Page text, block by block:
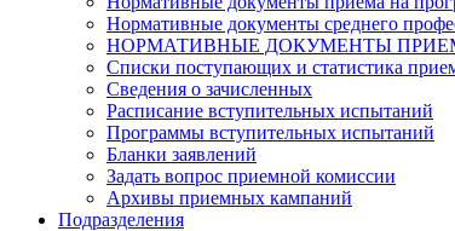
Нормативные документы среднего
НОРМАТИВНЫЕ ДОКУМЕНТЫ
Списки поступающих и статистика
Сведения о зачисленных
Расписание вступительных испытаний
Программы вступительных испытаний
Бланки заявлений
Задать вопрос приемной комиссии
Архивы приемных кампаний
Подразделения